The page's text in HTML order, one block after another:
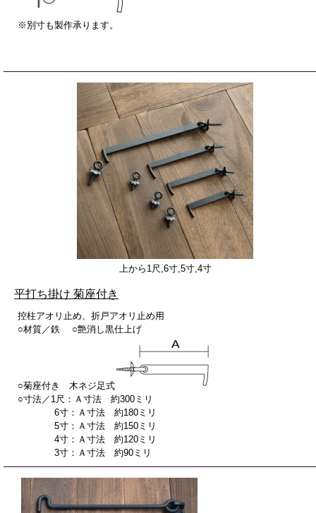
※別寸も製作承ります。
上から1尺,6寸,5寸,4寸
平打ち掛け 菊座付き
控柱アオリ止め、折戸アオリ止め用
○材質／鉄 ○艶消し黒仕上げ
○菊座付き 木ネジ足式
○寸法／1尺：Ａ寸法 約300ミリ
6寸：Ａ寸法 約180ミリ
5寸：Ａ寸法 約150ミリ
4寸：Ａ寸法 約120ミリ
3寸：Ａ寸法 約90ミリ